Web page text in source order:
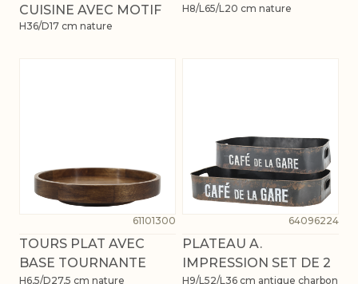
CUISINE AVEC MOTIF
H36/D17 cm nature
H8/L65/L20 cm nature
61101300
TOURS PLAT AVEC
BASE TOURNANTE
H6,5/D27,5 cm nature
64096224
PLATEAU A.
IMPRESSION SET DE 2
H9/L52/L36 cm antique charbon